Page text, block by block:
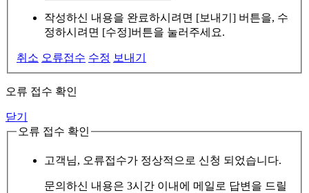
작성하신 내용을 완료하시려면 [보내기] 버튼을, 수
정하시려면 [수정]버튼을 눌러주세요.
취소 오류접수 수정 보내기
오류 접수 확인
닫기
오류 접수 확인
고객님, 오류접수가 정상적으로 신청 되었습니다.
문의하신 내용은 3시간 이내에 메일로 답변을 드릴